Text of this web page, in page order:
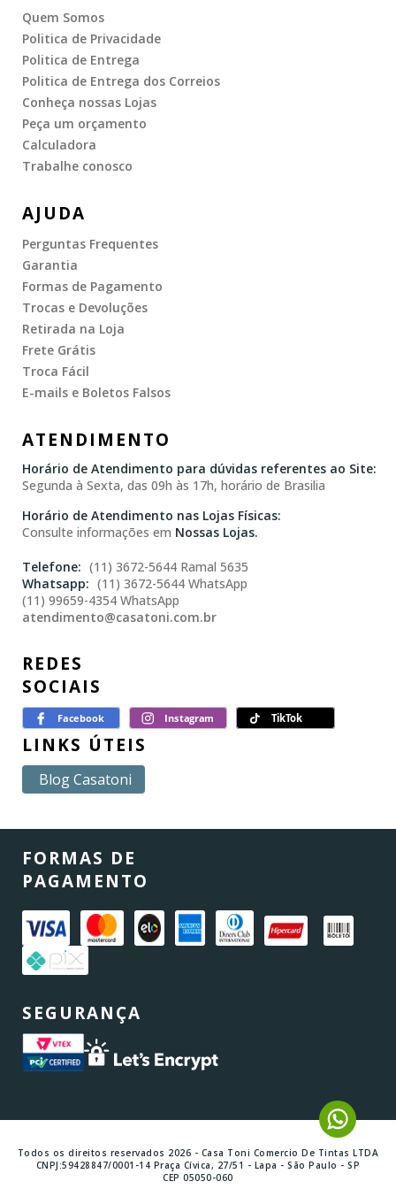
Quem Somos
Politica de Privacidade
Politica de Entrega
Politica de Entrega dos Correios
Conheça nossas Lojas
Peça um orçamento
Calculadora
Trabalhe conosco
AJUDA
Perguntas Frequentes
Garantia
Formas de Pagamento
Trocas e Devoluções
Retirada na Loja
Frete Grátis
Troca Fácil
E-mails e Boletos Falsos
ATENDIMENTO
Horário de Atendimento para dúvidas referentes ao Site:
Segunda à Sexta, das 09h às 17h, horário de Brasilia
Horário de Atendimento nas Lojas Físicas:
Consulte informações em Nossas Lojas.
(11) 3672-5644 Ramal 5635
(11) 3672-5644 WhatsApp
(11) 99659-4354 WhatsApp
atendimento@casatoni.com.br
REDES
SOCIAIS
LINKS ÚTEIS
Blog Casatoni
FORMAS DE
PAGAMENTO
SEGURANÇA
Todos os direitos reservados 2026 - Casa Toni Comercio De Tintas LTDA
CNPJ:59428847/0001-14 Praça Cívica, 27/51 - Lapa - São Paulo - SP
CEP 05050-060